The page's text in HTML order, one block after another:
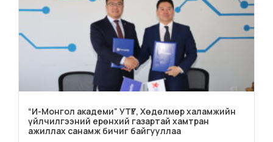
“И-Монгол академи” УТҮГ, Хөдөлмөр халамжийн
үйлчилгээний ерөнхий газартай хамтран
ажиллах санамж бичиг байгууллаа